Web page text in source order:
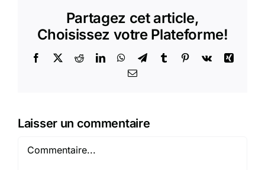
Partagez cet article,
Choisissez votre Plateforme!
Facebook
X RedditLinkedInWhatsApp
TelegramTumblr Pinterest
Vk
Xing
Email
Laisser un commentaire
Commentaire